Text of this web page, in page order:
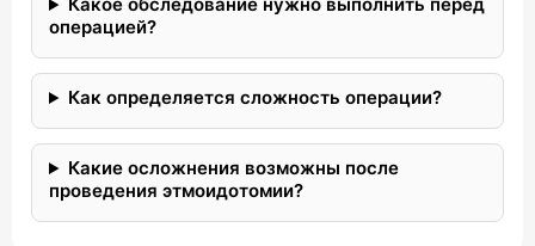
операцией?
Как определяется сложность операции?
Какие осложнения возможны после
проведения этмоидотомии?